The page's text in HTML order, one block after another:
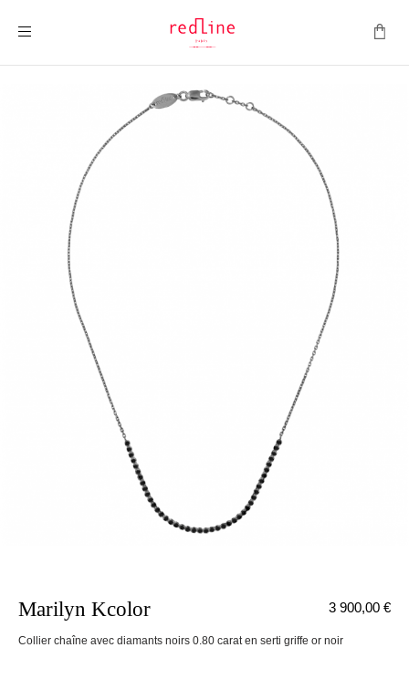
Marilyn Kcolor
Collier chaîne avec diamants noirs 0.80 carat en serti griffe or noir
3 900,00 €